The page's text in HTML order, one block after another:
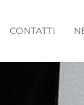
CONTATTI